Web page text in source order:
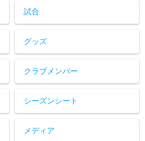
試合
グッズ
クラブメンバー
シーズンシート
メディア